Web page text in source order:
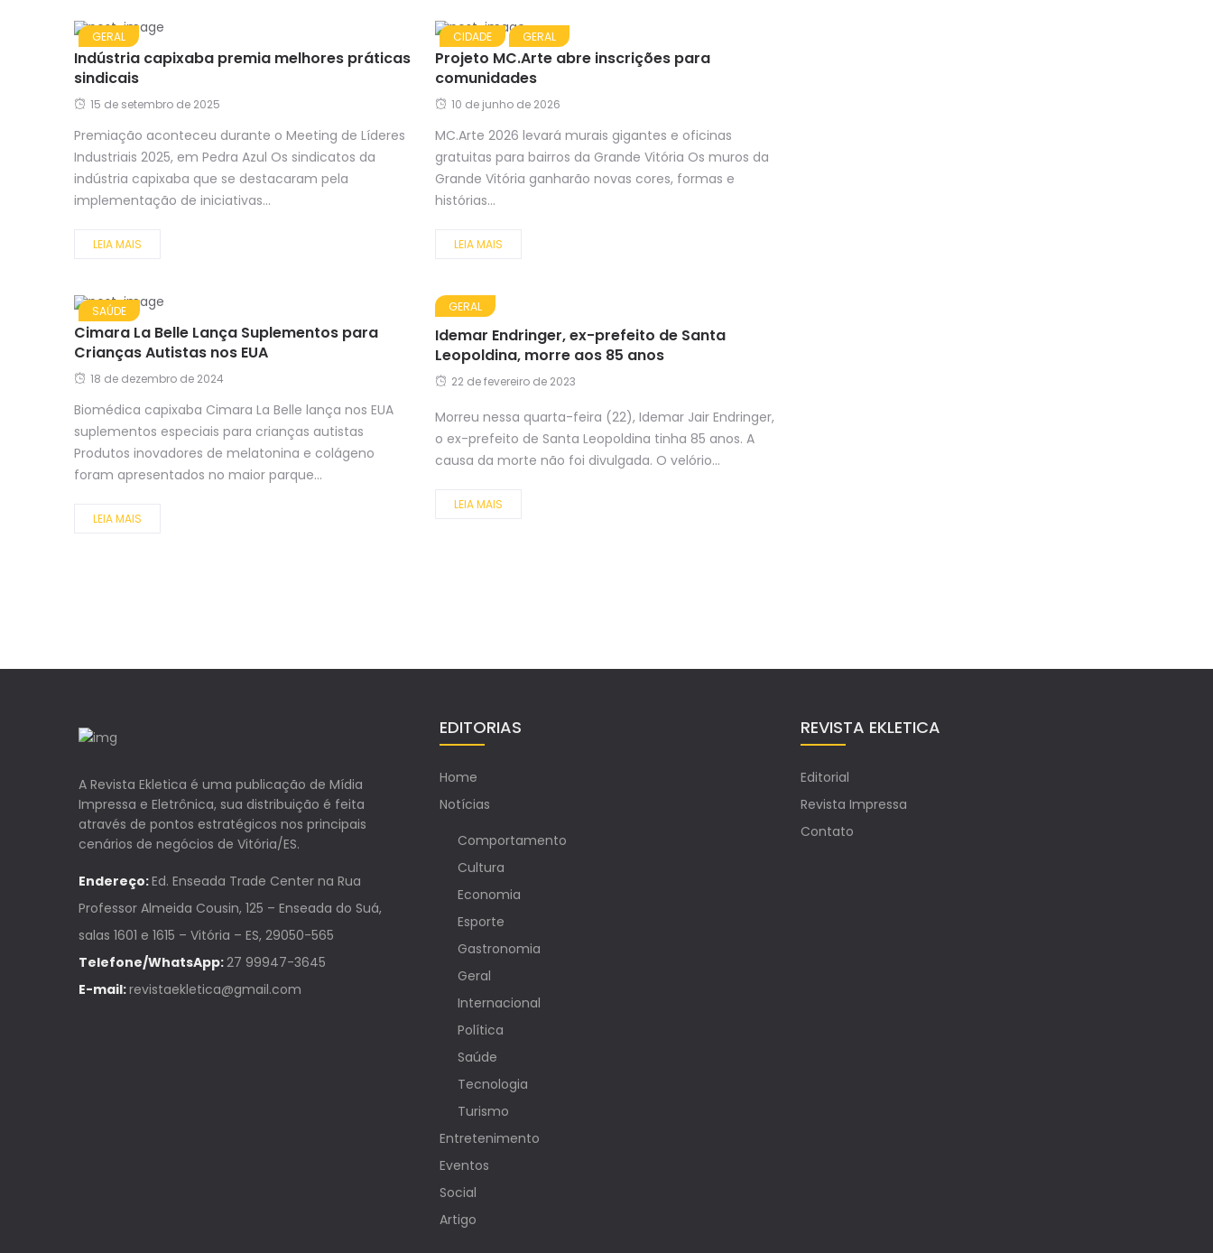
GERAL
Indústria capixaba premia melhores práticas
sindicais
15 de setembro de 2025
Premiação aconteceu durante o Meeting de Líderes
Industriais 2025, em Pedra Azul Os sindicatos da
indústria capixaba que se destacaram pela
implementação de iniciativas...
LEIA MAIS
CIDADE GERAL
Projeto MC.Arte abre inscrições para
comunidades
10 de junho de 2026
MC.Arte 2026 levará murais gigantes e oficinas
gratuitas para bairros da Grande Vitória Os muros da
Grande Vitória ganharão novas cores, formas e
histórias...
LEIA MAIS
SAÚDE
Cimara La Belle Lança Suplementos para
Crianças Autistas nos EUA
18 de dezembro de 2024
Biomédica capixaba Cimara La Belle lança nos EUA
suplementos especiais para crianças autistas
Produtos inovadores de melatonina e colágeno
foram apresentados no maior parque...
LEIA MAIS
GERAL
Idemar Endringer, ex-prefeito de Santa
Leopoldina, morre aos 85 anos
22 de fevereiro de 2023
Morreu nessa quarta-feira (22), Idemar Jair Endringer,
o ex-prefeito de Santa Leopoldina tinha 85 anos. A
causa da morte não foi divulgada. O velório...
LEIA MAIS
A Revista Ekletica é uma publicação de Mídia
Impressa e Eletrônica, sua distribuição é feita
através de pontos estratégicos nos principais
cenários de negócios de Vitória/ES.
Endereço:Ed. Enseada Trade Center na Rua
Professor Almeida Cousin, 125 – Enseada do Suá,
salas 1601 e 1615 – Vitória – ES, 29050-565
Telefone/WhatsApp:27 99947-3645
E-mail:revistaekletica@gmail.com
EDITORIAS
Home
Notícias
Comportamento
Cultura
Economia
Esporte
Gastronomia
Geral
Internacional
Política
Saúde
Tecnologia
Turismo
Entretenimento
Eventos
Social
Artigo
REVISTA EKLETICA
Editorial
Revista Impressa
Contato